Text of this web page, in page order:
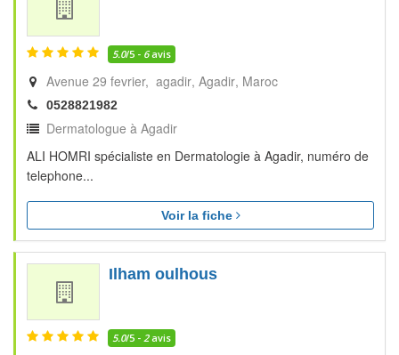
5.0/5 - 6avis
Avenue 29 fevrier, agadir Agadir Maroc
0528821982
Dermatologue à Agadir
ALI HOMRI spécialiste en Dermatologie à Agadir, numéro de
telephone...
Voir la fiche
Ilham oulhous
5.0/5 - 2avis